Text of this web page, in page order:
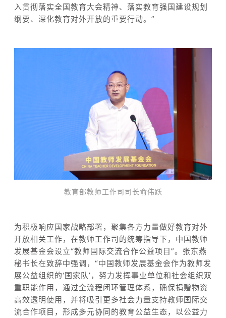
入贯彻落实全国教育大会精神、落实教育强国建设规划
纲要、深化教育对外开放的重要行动。”
教育部教师工作司司长俞伟跃
为积极响应国家战略部署，聚集各方力量做好教育对外
开放相关工作，在教师工作司的统筹指导下，中国教师
发展基金会设立“教师国际交流合作公益项目”。张东燕
秘书长在致辞中强调，“中国教师发展基金会作为教师发
展公益组织的‘国家队’，努力发挥事业单位和社会组织双
重职能作用，通过全流程闭环管理体系，确保捐赠物资
高效透明使用，并将吸引更多社会力量支持教师国际交
流合作项目，形成多元协同的教育公益生态，以公益力